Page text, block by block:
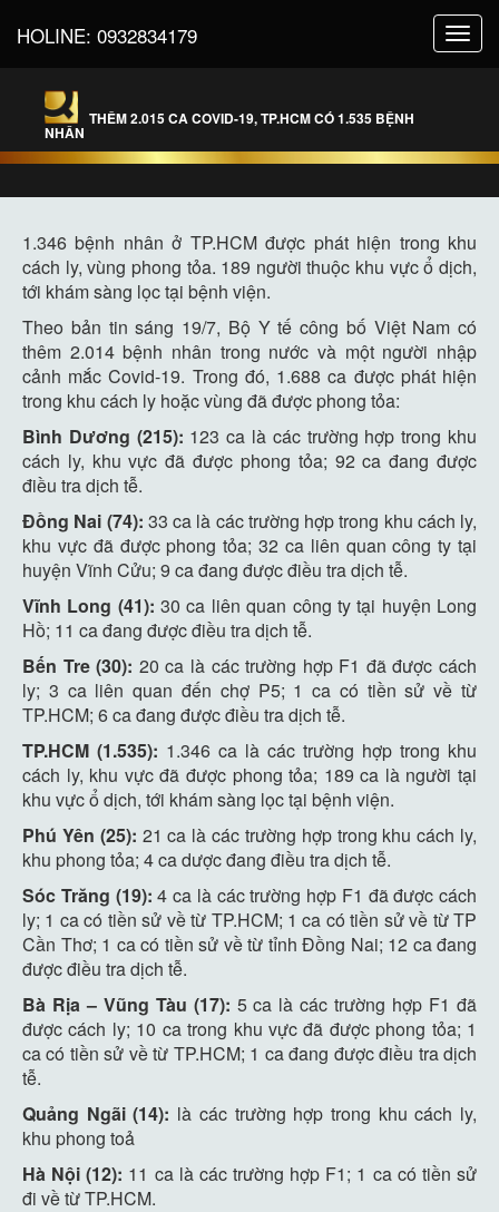
HOLINE: 0932834179
THÊM 2.015 CA COVID-19, TP.HCM CÓ 1.535 BỆNH
NHÂN
1.346 bệnh nhân ở TP.HCM được phát hiện trong khu
cách ly, vùng phong tỏa. 189 người thuộc khu vực ổ dịch,
tới khám sàng lọc tại bệnh viện.
Theo bản tin sáng 19/7, Bộ Y tế công bố Việt Nam có
thêm 2.014 bệnh nhân trong nước và một người nhập
cảnh mắc Covid-19. Trong đó, 1.688 ca được phát hiện
trong khu cách ly hoặc vùng đã được phong tỏa:
Bình Dương (215): 123 ca là các trường hợp trong khu
cách ly, khu vực đã được phong tỏa; 92 ca đang được
điều tra dịch tễ.
Đồng Nai (74): 33 ca là các trường hợp trong khu cách ly,
khu vực đã được phong tỏa; 32 ca liên quan công ty tại
huyện Vĩnh Cửu; 9 ca đang được điều tra dịch tễ.
Vĩnh Long (41):30 ca liên quan công ty tại huyện Long
Hồ; 11 ca đang được điều tra dịch tễ.
Bến Tre (30): 20 ca là các trường hợp F1 đã được cách
ly; 3 ca liên quan đến chợ P5; 1 ca có tiền sử về từ
TP.HCM; 6 ca đang được điều tra dịch tễ.
TP.HCM (1.535): 1.346 ca là các trường hợp trong khu
cách ly, khu vực đã được phong tỏa; 189 ca là người tại
khu vực ổ dịch, tới khám sàng lọc tại bệnh viện.
Phú Yên (25): 21 ca là các trường hợp trong khu cách ly,
khu phong tỏa; 4 ca dược đang điều tra dịch tễ.
Sóc Trăng (19): 4 ca là các trường hợp F1 đã được cách
ly; 1 ca có tiền sử về từ TP.HCM; 1 ca có tiền sử về từ TP
Cần Thơ; 1 ca có tiền sử về từ tỉnh Đồng Nai; 12 ca đang
được điều tra dịch tễ.
Bà Rịa – Vũng Tàu (17): 5 ca là các trường hợp F1 đã
được cách ly; 10 ca trong khu vực đã được phong tỏa; 1
ca có tiền sử về từ TP.HCM; 1 ca đang được điều tra dịch
tễ.
Quảng Ngãi (14): là các trường hợp trong khu cách ly,
khu phong toả
Hà Nội (12): 11 ca là các trường hợp F1; 1 ca có tiền sử
đi về từ TP.HCM.